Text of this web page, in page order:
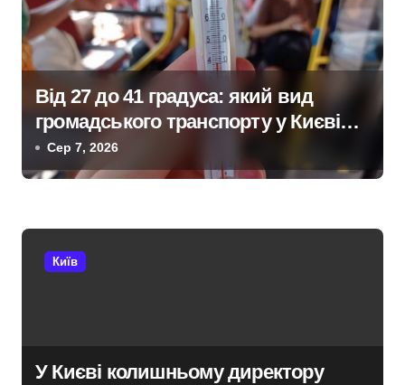
і
я
п
с
Від 27 до 41 градуса: який вид
громадського транспорту у Києві
виявився найгарячішим
Сер 7, 2026
Київ
У Києві колишньому директору